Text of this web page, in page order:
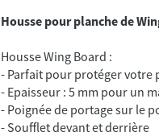
Housse pour planche de
Housse Wing Board :
- Parfait pour protéger
- Epaisseur : 5 mm pour un
- Poignée de portage sur le
- Soufflet devant et derrière